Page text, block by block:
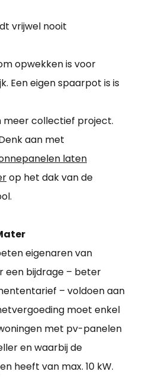
vrijwel nooit
opwekken is voor
Een eigen spaarpot is is
meer collectief project.
aan met
laten
op het dak van de
eigenaren van
een bijdrage – beter
– voldoen aan
moet enkel
met pv-panelen
en waarbij de
heeft van max. 10 kW.